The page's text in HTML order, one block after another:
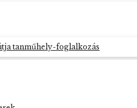
tanműhely-foglalkozás